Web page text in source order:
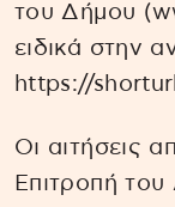
του Δήμου
ειδικά στην
https://
Οι αιτήσεις
Επιτροπή